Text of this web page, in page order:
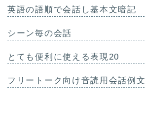
英語の語順で会話し基本文暗記
シーン毎の会話
とても便利に使える表現20
フリートーク向け音読用会話例文